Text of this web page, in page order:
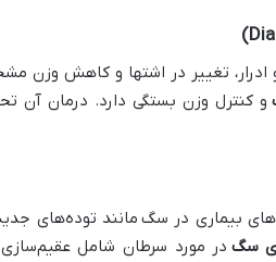
ادرار، تغییر در اشتها و کاهش وزن
و کنترل وزن بستگی دارد. درمان آن
بیماری در سگمانند توده‌های
سگ در مورد سرطان شامل